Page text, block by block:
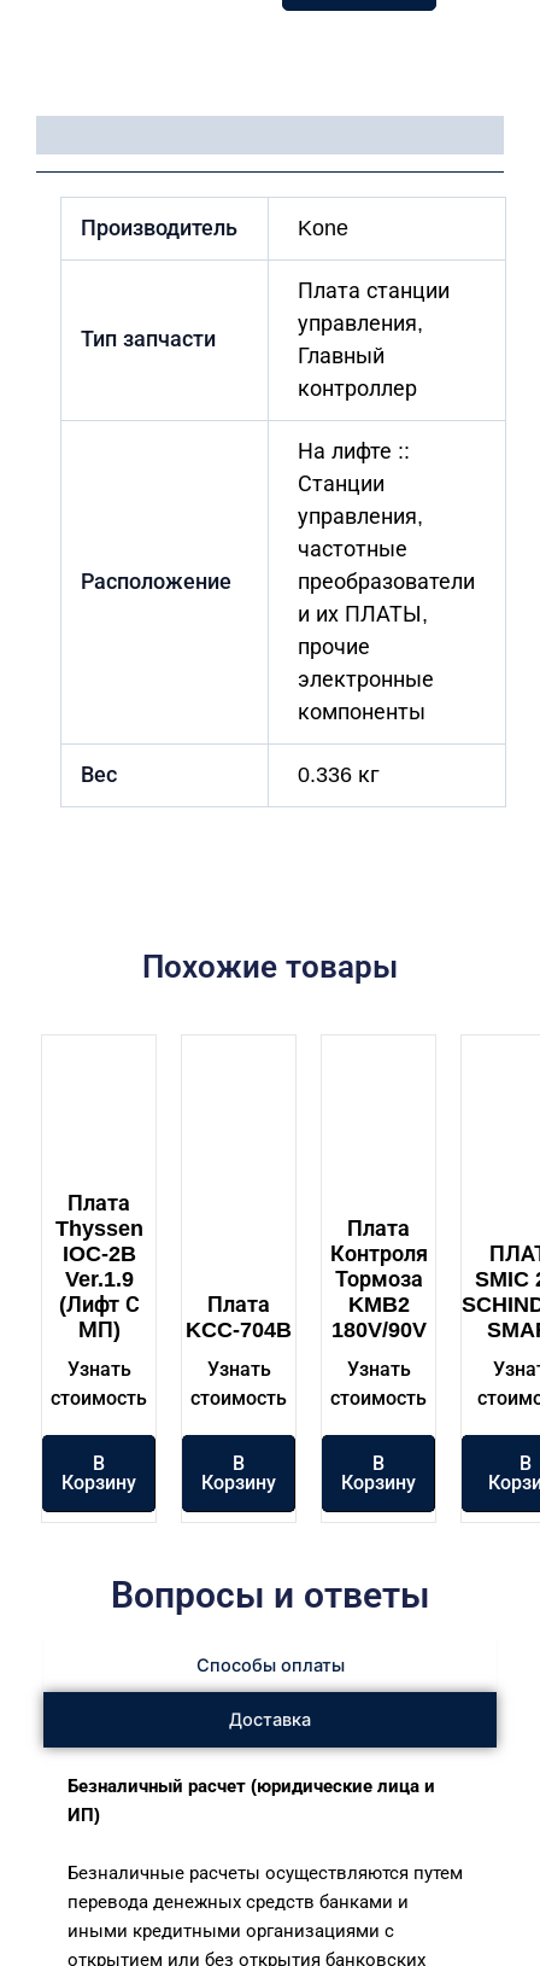
Производитель Kone
Тип запчасти
Плата станции
управления,
Главный
контроллер
Расположение
На лифте ::
Станции
управления,
частотные
преобразователи
и их ПЛАТЫ,
прочие
электронные
компоненты
Вес 0.336 кг
Похожие товары
Плата
Thyssen
IOC-2B
Ver.1.9
(лифт С
МП)
Узнать
стоимость
В
Корзину
Плата
KCC-704B
Узнать
стоимость
В
Корзину
Плата
Контроля
Тормоза
KMB2
180V/90V
Узнать
стоимость
В
Корзину
SMIC
В
Вопросы и ответы
Способы оплаты
Доставка
Безналичный расчет (юридические лица и
ИП)
Безналичные расчеты осуществляются путем
перевода денежных средств банками и
иными кредитными организациями с
открытием или без открытия банковских